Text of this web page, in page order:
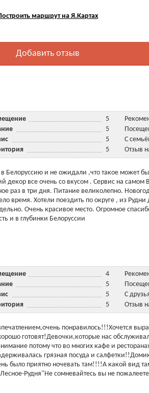
маршрут на Я.Картах
Добавить отзыв
5
5
5
5
С
Отзыв
Белоруссию и не ожидали ,что такое может
декор все очень со вкусом . Сервис на самом
раз в три дня. Питание великолепно.
время. Хотели поездить по округе , из
Очень красивое место. Огромное
и в глубинки Белоруссии
4
5
5
5
С
Отзыв
понравилось!!!Хочется
готовят!Девочки,которые нас
потому что во многих кафе и
грязная посуда и
было приятно ночевать там!!!!А какой вид
Рудня"Не сомневайтесь вы не